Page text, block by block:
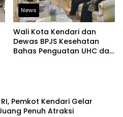
News
Wali Kota Kendari dan
Dewas BPJS Kesehatan
Bahas Penguatan UHC dan
RI, Pemkot Kendari Gelar
Penuh Atraksi